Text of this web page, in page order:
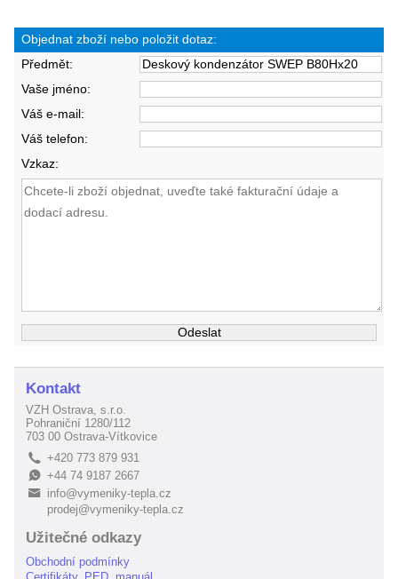
Objednat zboží nebo položit dotaz:
Předmět:
Vaše jméno:
Váš e-mail:
Váš telefon:
Vzkaz:
Kontakt
VZH Ostrava, s.r.o.
Pohraniční 1280/112
703 00 Ostrava-Vítkovice
L +420 773 879 931
E+44 74 9187 2667
B
info@vymeniky-tepla.cz
prodej@vymeniky-tepla.cz
Užitečné odkazy
Obchodní podmínky